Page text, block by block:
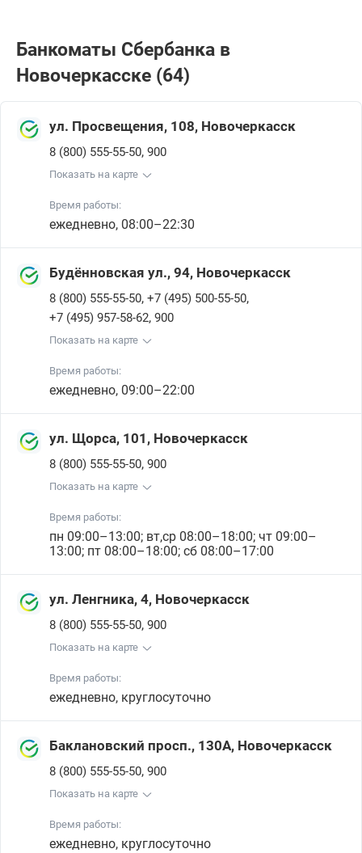
Банкоматы Сбербанкa в
Новочеркасске (64)
ул. Просвещения, 108, Новочеркасск
8 (800) 555-55-50, 900
Показать на карте
Время работы:
ежедневно, 08:00–22:30
Будённовская ул., 94, Новочеркасск
8 (800) 555-55-50, +7 (495) 500-55-50,
+7 (495) 957-58-62, 900
Показать на карте
Время работы:
ежедневно, 09:00–22:00
ул. Щорса, 101, Новочеркасск
8 (800) 555-55-50, 900
Показать на карте
Время работы:
пн 09:00–13:00; вт,ср 08:00–18:00; чт 09:00–
13:00; пт 08:00–18:00; сб 08:00–17:00
ул. Ленгника, 4, Новочеркасск
8 (800) 555-55-50, 900
Показать на карте
Время работы:
ежедневно, круглосуточно
Баклановский просп., 130А, Новочеркасск
8 (800) 555-55-50, 900
Показать на карте
Время работы:
ежедневно, круглосуточно